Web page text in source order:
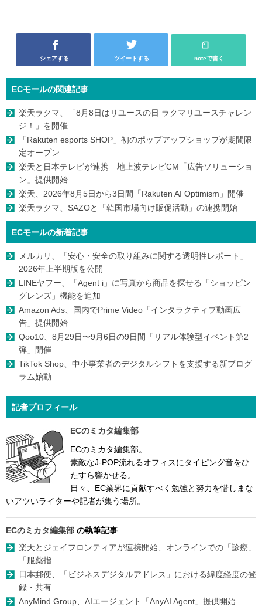
シェアする ツイートする noteで書く
ECモールの関連記事
楽天ラクマ、「8月8日はリユースの日 ラクマリユースチャレン
ジ！」を開催
「Rakuten esports SHOP」初のポップアップショップが期間限
定オープン
楽天と日本テレビが連携 地上波テレビCM「広告ソリューショ
ン」提供開始
楽天、2026年8月5日から3日間「Rakuten AI Optimism」開催
楽天ラクマ、SAZOと「韓国市場向け販促活動」の連携開始
ECモールの新着記事
メルカリ、「安心・安全の取り組みに関する透明性レポート」
2026年上半期版を公開
LINEヤフー、「Agent i」に写真から商品を探せる「ショッピン
グレンズ」機能を追加
Amazon Ads、国内でPrime Video「インタラクティブ動画広
告」提供開始
Qoo10、8月29日〜9月6日の9日間「リアル体験型イベント第2
弾」開催
TikTok Shop、中小事業者のデジタルシフトを支援する新プログ
ラム始動
記者プロフィール
ECのミカタ編集部
ECのミカタ編集部。
素敵なJ-POP流れるオフィスにタイピング音をひ
たすら響かせる。
日々、EC業界に貢献すべく勉強と努力を惜しまな
いアツいライターや記者が集う場所。
ECのミカタ編集部 の執筆記事
楽天とジェイフロンティアが連携開始、オンラインでの「診療」
「服薬指...
日本郵便、「ビジネスデジタルアドレス」における緯度経度の登
録・共有...
AnyMind Group、AIエージェント「AnyAI Agent」提供開始